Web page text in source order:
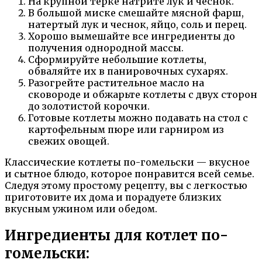
В большой миске смешайте мясной фарш,
натертый лук и чеснок, яйцо, соль и перец.
Хорошо вымешайте все ингредиенты до
получения однородной массы.
Сформируйте небольшие котлеты,
обваляйте их в панировочных сухарях.
Разогрейте растительное масло на
сковороде и обжарьте котлеты с двух сторон
до золотистой корочки.
Готовые котлеты можно подавать на стол с
картофельным пюре или гарниром из
свежих овощей.
Классические котлеты по-гомельски — вкусное
и сытное блюдо, которое понравится всей семье.
Следуя этому простому рецепту, вы с легкостью
приготовите их дома и порадуете близких
вкусным ужином или обедом.
Ингредиенты для котлет по-
гомельски: